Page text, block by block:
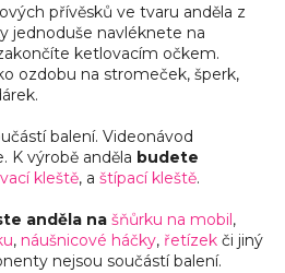
přívěsků ve tvaru anděla z
jednoduše navléknete na
ketlovacím očkem.
ozdobu na stromeček, šperk,
balení. Videonávod
K výrobě anděla budete
kleště, a štípací kleště.
anděla na šňůrku na mobil,
, náušnicové háčky, řetízek či jiný
nejsou součástí balení.